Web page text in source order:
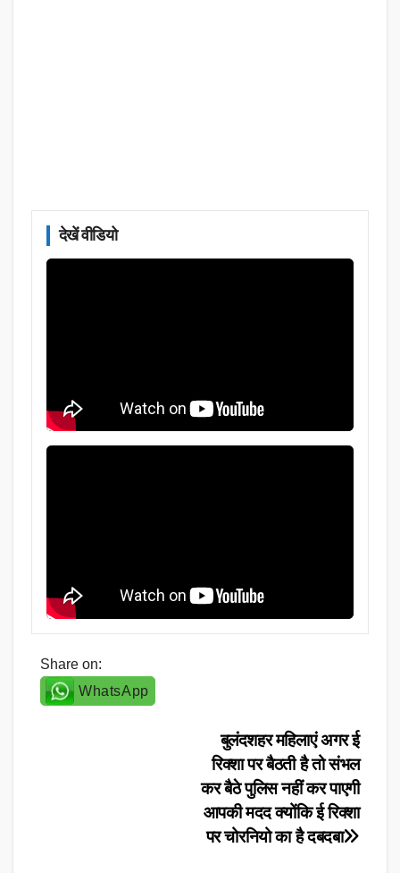
देखें वीडियो
Share on:
WhatsApp
बुलंदशहर महिलाएं अगर ई
रिक्शा पर बैठती है तो संभल
कर बैठे पुलिस नहीं कर पाएगी
आपकी मदद क्योंकि ई रिक्शा
पर चोरनियो का है दबदबा